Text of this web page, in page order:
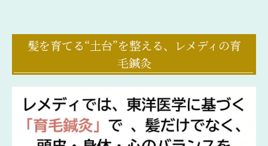
髪を育てる“土台”を整える、レメディの育
毛鍼灸